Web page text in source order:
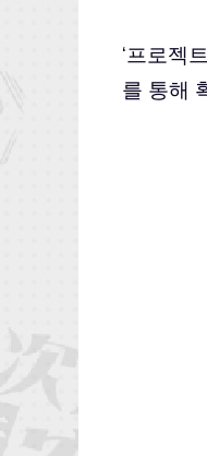
‘프로젝
를 통해